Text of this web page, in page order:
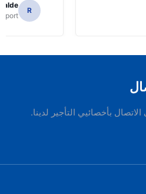
R
بأخصائيي التأجير لدينا.